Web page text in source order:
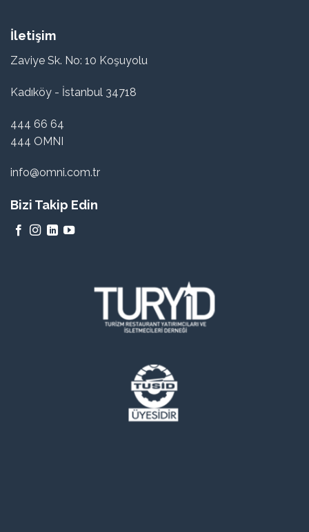
İletişim
Zaviye Sk. No: 10 Koşuyolu
Kadıköy - İstanbul 34718
444 66 64
444 OMNI
info@omni.com.tr
Bizi Takip Edin